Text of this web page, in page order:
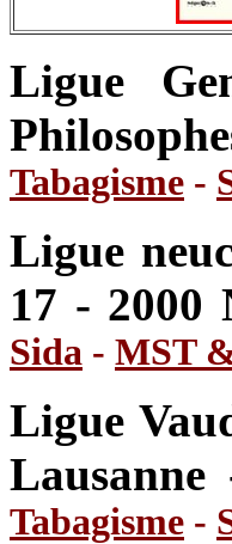
Ligue
Tabagisme -
Ligue
17 - 2000
Sida - MST
Ligue
Tabagisme -